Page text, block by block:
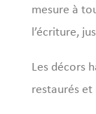
mesure à
l’écriture,
Les décors
restaurés et